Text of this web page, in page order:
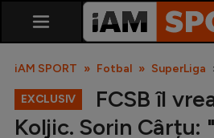
iAM SPORT Fotbal SuperLiga
EXCLUSIV
FCSB îl
Koljic. Sorin Cârțu: